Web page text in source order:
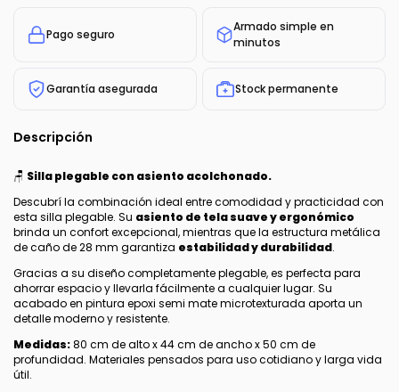
Pago seguro
Armado simple en
minutos
Garantía asegurada Stock permanente
Descripción
🪑 Silla plegable con asiento acolchonado.
Descubrí la combinación ideal entre comodidad y practicidad con
esta silla plegable. Su asiento de tela suave y ergonómico
brinda un confort excepcional, mientras que la estructura metálica
de caño de 28 mm garantiza estabilidad y durabilidad.
Gracias a su diseño completamente plegable, es perfecta para
ahorrar espacio y llevarla fácilmente a cualquier lugar. Su
acabado en pintura epoxi semi mate microtexturada aporta un
detalle moderno y resistente.
Medidas:80 cm de alto x 44 cm de ancho x 50 cm de
profundidad. Materiales pensados para uso cotidiano y larga vida
útil.